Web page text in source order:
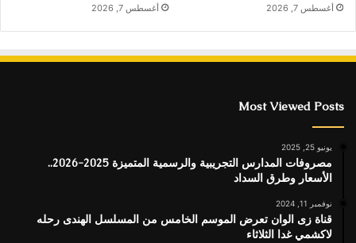
أغسطس 7, 2026 أغسطس 7, 2026
Most Viewed Posts
يونيو 25, 2025
مصروفات المدارس التجريبية والرسمية المتميزة 2025-2026..
الأسعار وطرق السداد
نوفمبر 11, 2024
قناة زى الوان تعرض الموسم الخامس من المسلسل الهندى رحله
لاكشمي غدا الثلاثاء